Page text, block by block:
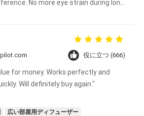
No more eye strain during long
you dial in the IPD correctly. The
is smooth, and finding that
makes all the difference. No more
during long sessions. Highly
taking the time to set it up
in the IPD correctly. The manual
役に立つ (666)
for money. Works perfectly and
Will definitely buy again."
広い部屋用ディフューザー